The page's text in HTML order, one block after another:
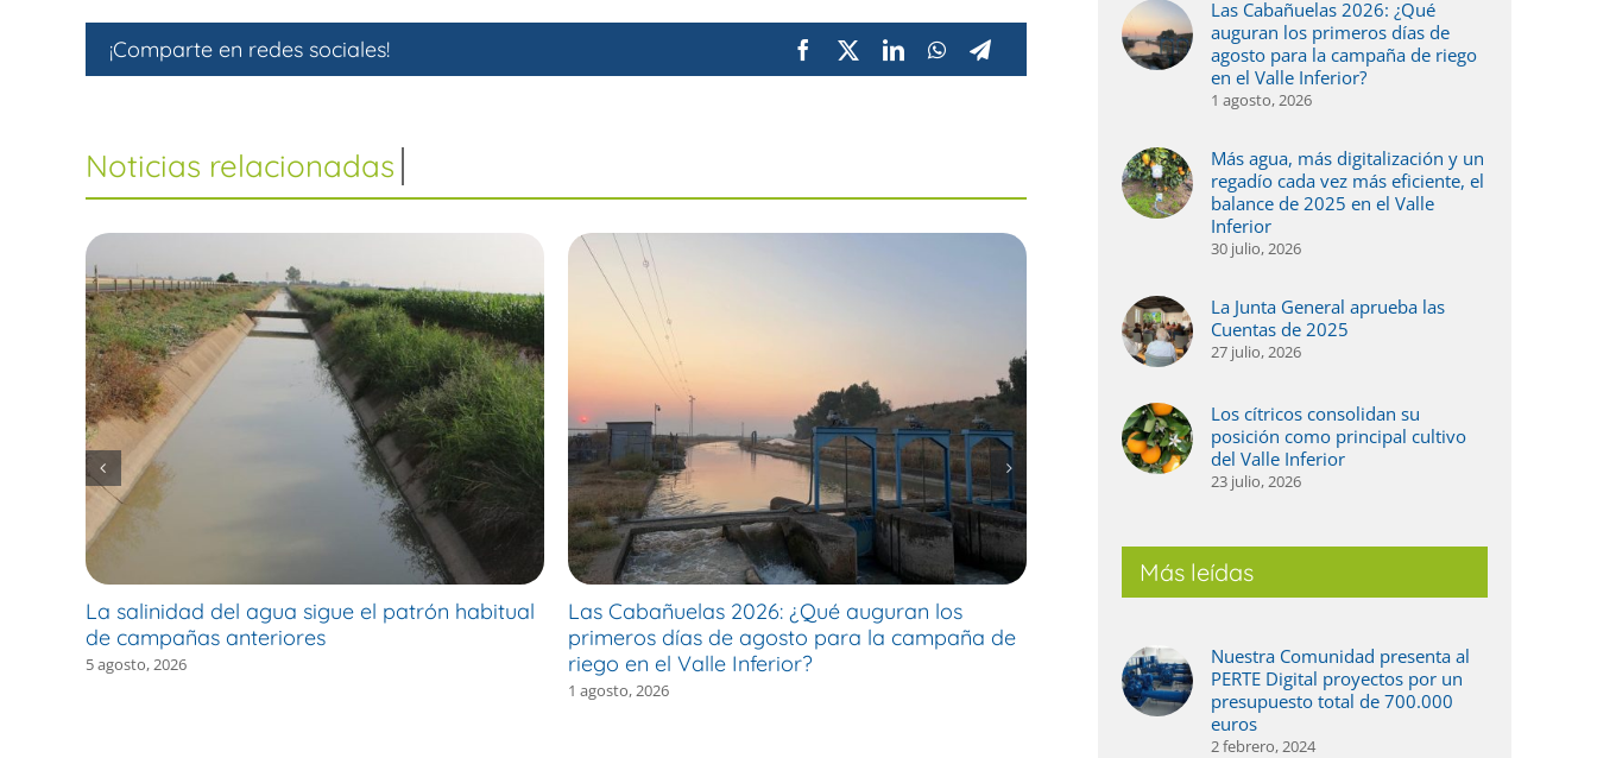
¡Comparte en redes sociales!
La salinidad del agua sigue el patrón habitual
de campañas anteriores
5 agosto, 2026
Las Cabañuelas 2026: ¿Qué auguran los
primeros días de agosto para la campaña de
riego en el Valle Inferior?
1 agosto, 2026
el Valle Inferior
30 julio, 2026
Las Cabañuelas 2026: ¿Qué
auguran los primeros días de
agosto para la campaña de riego
en el Valle Inferior?
1 agosto, 2026
Más agua, más digitalización y un
regadío cada vez más eficiente, el
balance de 2025 en el Valle
Inferior
30 julio, 2026
La Junta General aprueba las
Cuentas de 2025
27 julio, 2026
Los cítricos consolidan su
posición como principal cultivo
del Valle Inferior
23 julio, 2026
Más leídas
Nuestra Comunidad presenta al
PERTE Digital proyectos por un
presupuesto total de 700.000
euros
2 febrero, 2024